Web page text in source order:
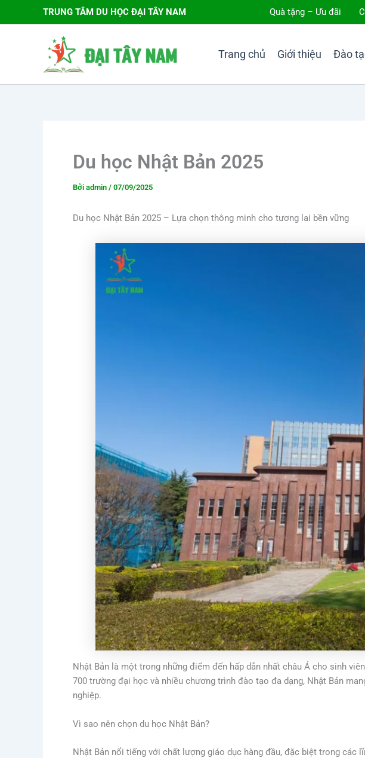
TRUNG TÂM DU HỌC ĐẠI TÂY NAM Quà tặng – Ưu đãi
Trang chủ Giới thiệu Đào
Du học Nhật Bản 2025
Bởi admin / 07/09/2025
Du học Nhật Bản 2025 – Lựa chọn thông minh cho tương lai bền vững
Nhật Bản là một trong những điểm đến hấp dẫn nhất châu Á cho sinh
700 trường đại học và nhiều chương trình đào tạo đa dạng, Nhật Bản
nghiệp.
Vì sao nên chọn du học Nhật Bản?
Nhật Bản nổi tiếng với chất lượng giáo dục hàng đầu, đặc biệt trong